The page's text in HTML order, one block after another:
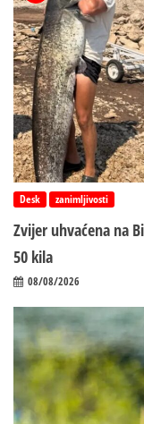
Desk zanimljivosti
Zvijer uhvaćena na
50 kila
08/08/2026